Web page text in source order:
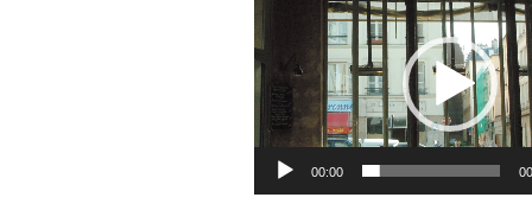
ン
画
プ
レ
ー
ー
00:00